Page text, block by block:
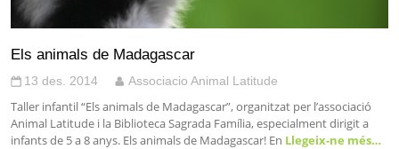
Els animals de Madagascar
13 des. 2014 Associacio Animal Latitude
Taller infantil “Els animals de Madagascar”, organitzat per l’associació
Animal Latitude i la Biblioteca Sagrada Família, especialment dirigit a
infants de 5 a 8 anys. Els animals de Madagascar! En Llegeix-ne més…